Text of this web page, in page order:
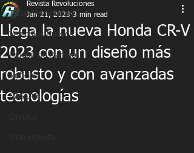
Todas las noticias
Vehículos Nuevos
Prueba de Manejo
Noticias
NASCAR
Llega la nueva Honda CR-V
2023 con un diseño más
robusto y con avanzadas
tecnologías
Revista Revoluciones
Jan 21, 2023 3 min read